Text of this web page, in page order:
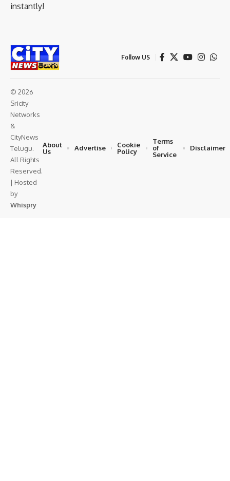
instantly!
Follow US
© 2026
Sricity
Networks
&
CityNews
Telugu.
All Rights
Reserved.
| Hosted
by
Whispry
About
Us
Advertise
Cookie
Policy
Terms
of
Service
Disclaimer